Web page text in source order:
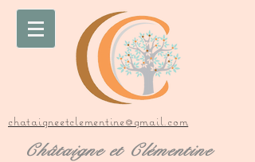
chataigneetclementine@gmail.com
Châtaigne et Clémentine